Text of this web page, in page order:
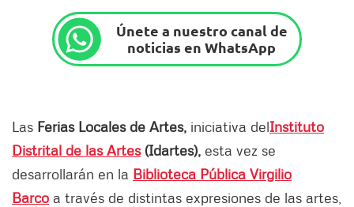
Únete a nuestro canal de
noticias en WhatsApp
Las Ferias Locales de Artes, iniciativa delInstituto
Distrital de las Artes(Idartes), esta vez se
desarrollarán en la Biblioteca Pública Virgilio
Barco a través de distintas expresiones de las artes,